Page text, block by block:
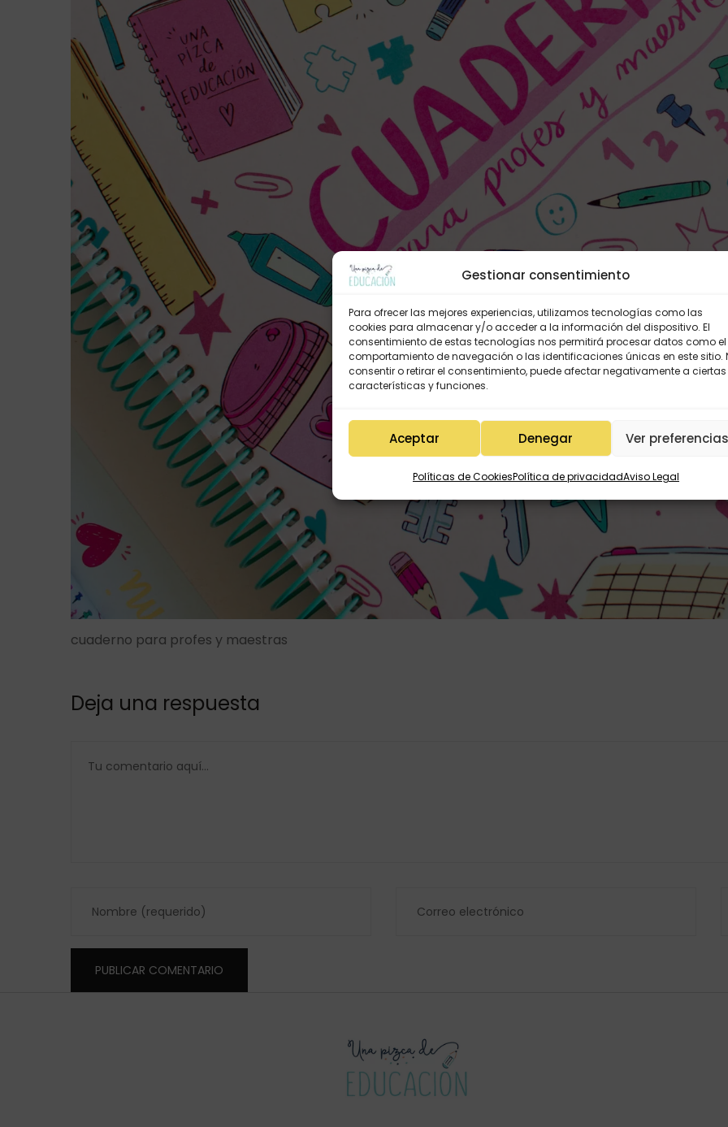
Gestionar consentimiento
Para ofrecer las mejores experiencias, utilizamos tecnologías como las
cookies para almacenar y/o acceder a la información del dispositivo. El
consentimiento de estas tecnologías nos permitirá procesar datos como el
comportamiento de navegación o las identificaciones únicas en este sitio.
consentir o retirar el consentimiento, puede afectar negativamente a ciertas
características y funciones.
Aceptar Denegar Ver
Políticas de CookiesPolítica de privacidadAviso Legal
cuaderno para profes y maestras
Deja una respuesta